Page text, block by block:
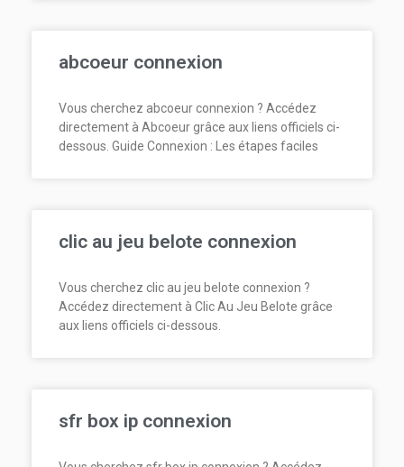
abcoeur connexion
Vous cherchez abcoeur connexion ? Accédez
directement à Abcoeur grâce aux liens officiels ci-
dessous. Guide Connexion : Les étapes faciles
clic au jeu belote connexion
Vous cherchez clic au jeu belote connexion ?
Accédez directement à Clic Au Jeu Belote grâce
aux liens officiels ci-dessous.
sfr box ip connexion